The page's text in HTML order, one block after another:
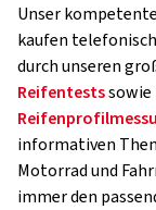
Unser
kaufen
durch unseren
Reifentests
informativen
Motorrad und
immer den